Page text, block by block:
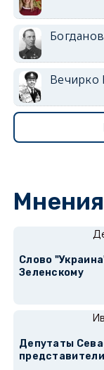
Вечирко
Мнения
Слово
Зеленскому
Депутаты